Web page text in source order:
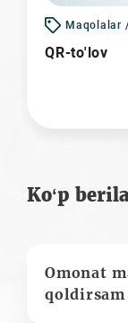
Maqolalar
QR-to'lov
Ko‘p
Omonat